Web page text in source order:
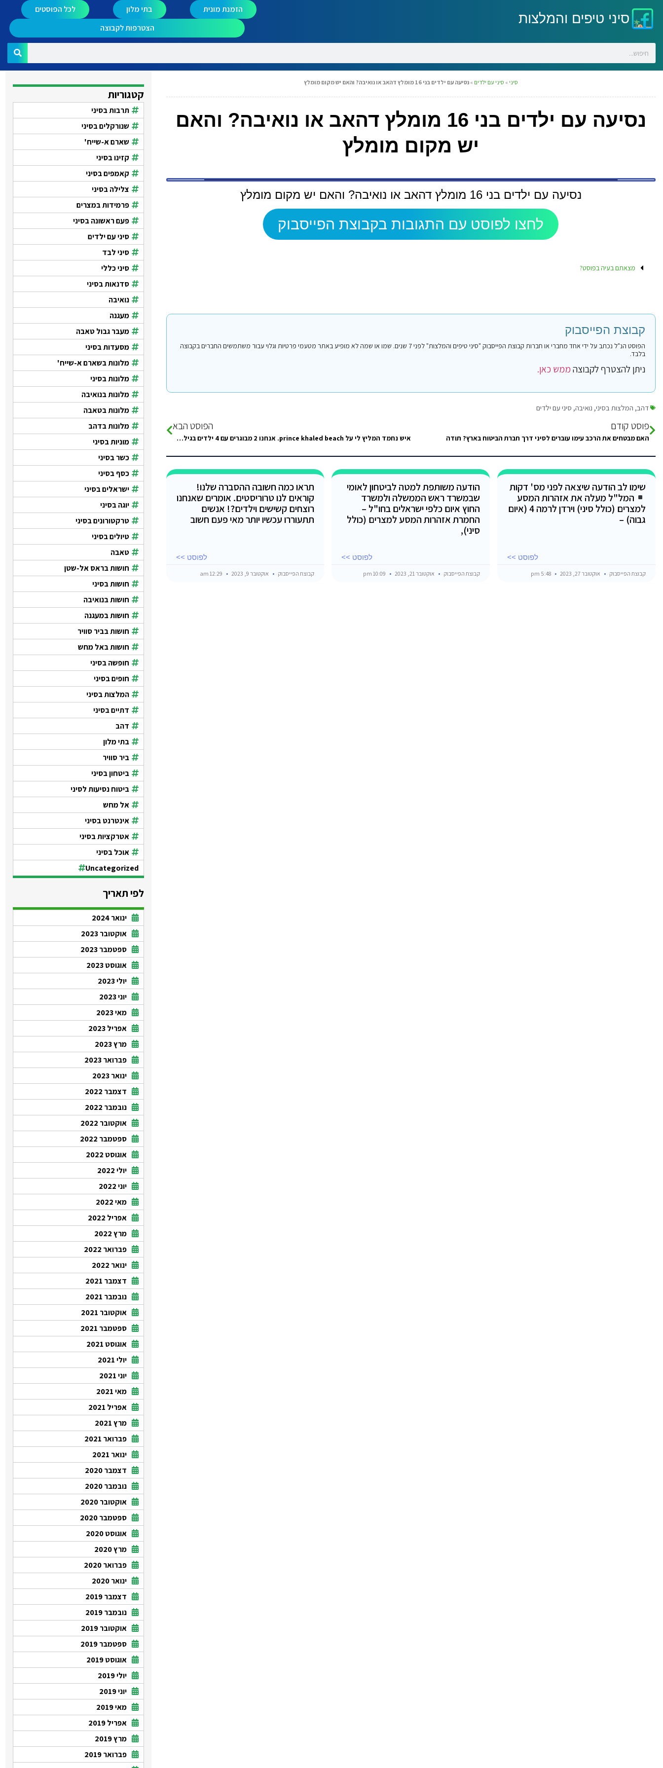
סיני טיפים והמלצות
הזמנת מונית בתי מלון
לכל הפוסטים
הצטרפות לקבוצה
סיני » סיני עם ילדים »נסיעה עם ילדים בני 16 מומלץ דהאב או נואיבה? והאם יש מקום מומלץ
נסיעה עם ילדים בני 16 מומלץ דהאב או נואיבה? והאם
יש מקום מומלץ
נסיעה עם ילדים בני 16 מומלץ דהאב או נואיבה? והאם יש מקום מומלץ
לחצו לפוסט עם התגובות בקבוצת הפייסבוק
מצאתם בעיה בפוסט?
קבוצת הפייסבוק
הפוסט הנ"ל נכתב על ידי אחד מחברי או חברות קבוצת הפייסבוק "סיני טיפים והמלצות" לפני 7 שנים. שמו או שמה לא מופיע באתר מטעמי פרטיות וגלוי עבור משתמשים החברים בקבוצה
בלבד.
ניתן להצטרף לקבוצהממש כאן.
דהב, המלצות בסיני, נואיבה, סיני עם ילדים
פוסט קודם
האם מבטחים את הרכב עימו עוברים לסיני דרך חברת הביטוח בארץ? תודה
הפוסט הבא
איש נחמד המליץ לי על prince khaled beach. אנחנו 2 מבוגרים עם 4 ילדים בגילאי 6 עד 11. רוצים בונגלו…
שימו לב הודעה שיצאה לפני מס' דקות
המל"ל מעלה את אזהרות המסע
למצרים (כולל סיני) וירדן לרמה 4 (איום
גבוה) –
לפוסט >>
קבוצת הפייסבוק אוקטובר 27, 2023
הודעה משותפת למטה לביטחון לאומי
שבמשרד ראש הממשלה ולמשרד
החוץ איום כלפי ישראלים בחו"ל –
החמרת אזהרות המסע למצרים (כולל
סיני),
לפוסט >>
קבוצת הפייסבוק אוקטובר 21, 2023
תראו כמה חשובה ההסברה שלנו!
קוראים לנו טרוריסטים. אומרים שאנחנו
רוצחים קשישים וילדים?! אנשים
תתעוררו עכשיו יותר מאי פעם חשוב
לפוסט >>
קבוצת הפייסבוק אוקטובר 9, 2023
קטגוריות
תרבות בסיני
שנורקלים בסיני
שארם א-שייח'
קזינו בסיני
קאמפים בסיני
צלילה בסיני
פרמידות במצרים
פעם ראשונה בסיני
סיני עם ילדים
סיני לבד
סיני כללי
סדנאות בסיני
נואיבה
מעגנה
מעבר גבול טאבה
מסעדות בסיני
מלונות בשארם א-שייח'
מלונות בסיני
מלונות בנואיבה
מלונות בטאבה
מלונות בדהב
מוניות בסיני
כשר בסיני
כסף בסיני
ישראלים בסיני
יוגה בסיני
טרקטורונים בסיני
טיולים בסיני
טאבה
חושות בראס אל-שטן
חושות בסיני
חושות בנואיבה
חושות במעגנה
חושות בביר סוויר
חושות באל מחש
חופשה בסיני
חופים בסיני
המלצות בסיני
דתיים בסיני
דהב
בתי מלון
ביר סוויר
ביטחון בסיני
ביטוח נסיעות לסיני
אל מחש
אינטרנט בסיני
אטרקציות בסיני
אוכל בסיני
Uncategorized
לפי תאריך
ינואר 2024
אוקטובר 2023
ספטמבר 2023
אוגוסט 2023
יולי 2023
יוני 2023
מאי 2023
אפריל 2023
מרץ 2023
פברואר 2023
ינואר 2023
דצמבר 2022
נובמבר 2022
אוקטובר 2022
ספטמבר 2022
אוגוסט 2022
יולי 2022
יוני 2022
מאי 2022
אפריל 2022
מרץ 2022
פברואר 2022
ינואר 2022
דצמבר 2021
נובמבר 2021
אוקטובר 2021
ספטמבר 2021
אוגוסט 2021
יולי 2021
יוני 2021
מאי 2021
אפריל 2021
מרץ 2021
פברואר 2021
ינואר 2021
דצמבר 2020
נובמבר 2020
אוקטובר 2020
ספטמבר 2020
אוגוסט 2020
מרץ 2020
פברואר 2020
ינואר 2020
דצמבר 2019
נובמבר 2019
אוקטובר 2019
ספטמבר 2019
אוגוסט 2019
יולי 2019
יוני 2019
מאי 2019
אפריל 2019
מרץ 2019
פברואר 2019